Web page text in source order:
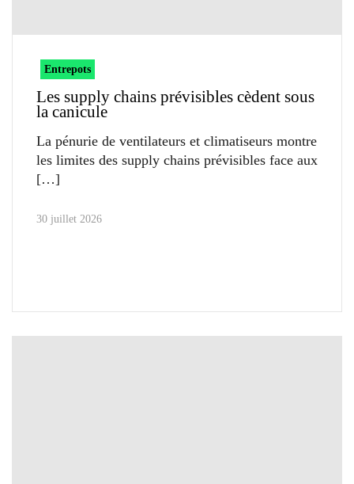
Entrepots
Les supply chains prévisibles cèdent sous
la canicule
La pénurie de ventilateurs et climatiseurs montre
les limites des supply chains prévisibles face aux
30 juillet 2026